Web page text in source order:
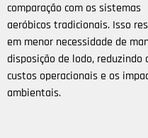
comparação com os sistemas
aeróbicos tradicionais. Isso
em menor necessidade de
disposição de lodo, reduzindo
custos operacionais e os
ambientais.